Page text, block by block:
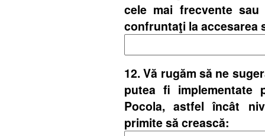
cele mai frecvente
confruntaţi la accesarea
12. Vă rugăm să ne
putea fi implementate
Pocola, astfel încât
primite să crească: